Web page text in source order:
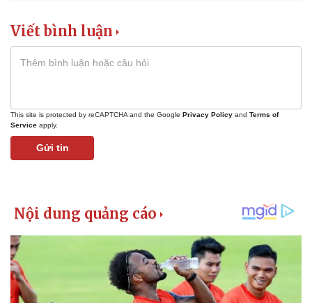
Kinh tế
Bất động sản
Khởi nghiệp
Thị trường
Giá vàng
Tiêu dùng
Viết bình luận
This site is protected by reCAPTCHA and the Google Privacy Policy and Terms of
Service apply.
Gửi tin